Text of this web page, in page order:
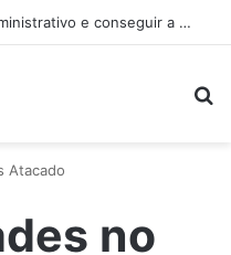
Como trabalhar de Auxiliar Administrativo e conseguir a primeira vaga rápido
Atacado
no